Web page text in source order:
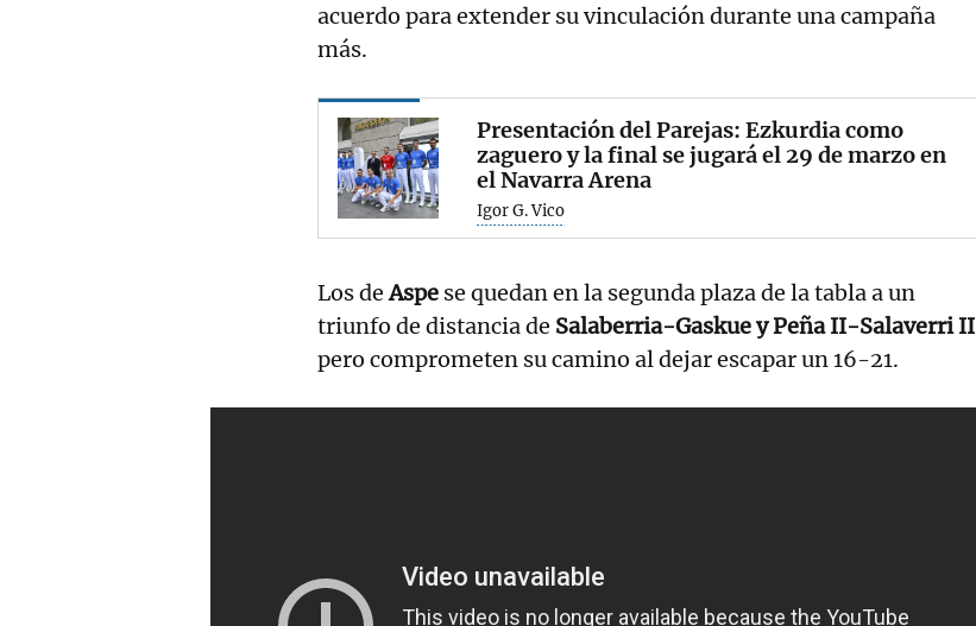
acuerdo para extender su vinculación durante una campaña
más.
Presentación del Parejas: Ezkurdia como
zaguero y la final se jugará el 29 de marzo en
el Navarra Arena
Igor G. Vico
Los deAspe se quedan en la segunda plaza de la tabla a un
triunfo de distancia de Salaberria-Gaskue y Peña II-Salaverri II
pero comprometen su camino al dejar escapar un 16-21.